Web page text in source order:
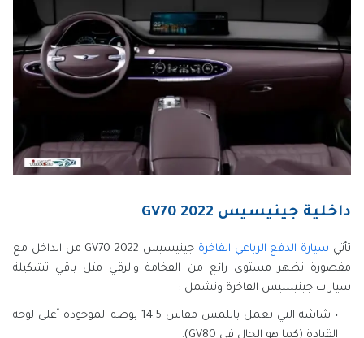
داخلية جينيسيس GV70 2022
تأتي سيارة الدفع الرباعي الفاخرة
جينيسيس GV70 2022 من الداخل مع
مقصورة تظهر مستوى رائع من الفخامة والرقي مثل باقي تشكيلة
سيارات جينيسيس الفاخرة وتشمل :
شاشة التي تعمل باللمس مقاس 14.5 بوصة الموجودة أعلى لوحة
القيادة (كما هو الحال في GV80).